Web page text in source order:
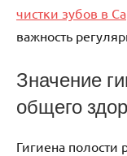
чистки зубов в
важность
Значение
общего
Гигиена полости